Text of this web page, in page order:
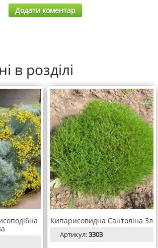
Додати коментар
в розділі
Кипарисовидна Сантоліна 3л
Артикул:3303